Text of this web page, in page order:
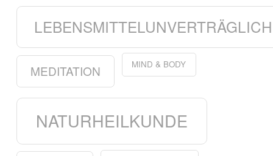
MEDITATION MIND & BODY
NATURHEILKUNDE